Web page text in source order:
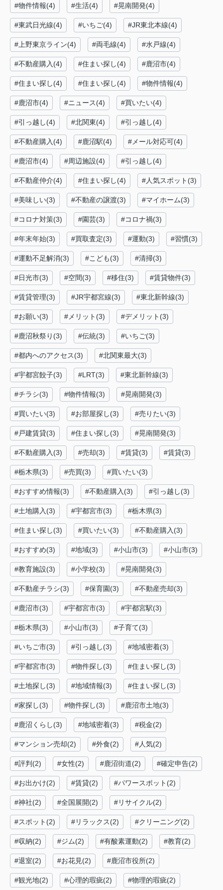
#物件情報(4) #生活(4) #晃南開発(4)
#東武日光線(4) #いちご(4) #JR東北本線(4)
#上野東京ライン(4) #両毛線(4) #水戸線(4)
#不動産購入(4) #住まい探し(4) #鹿沼市(4)
#住まい探し(4) #住まい探し(4) #物件情報(4)
#鹿沼市(4) #ニュース(4) #買いたい(4)
#引っ越し(4) #北関東(4) #引っ越し(4)
#不動産購入(4) #鹿沼駅(4) #メール対応可(4)
#鹿沼市(4) #周辺施設(4) #引っ越し(4)
#不動産仲介(4) #住まい探し(4) #人気スポット(3)
#美味しい(3) #不動産の譲渡(3) #マイホーム(3)
#コロナ対策(3) #園芸(3) #コロナ禍(3)
#年末年始(3) #買取査定(3) #運動(3) #習慣(3)
#運動不足解消(3) #こども(3) #清掃(3)
#日光市(3) #空間(3) #移住(3) #賃貸物件(3)
#賃貸管理(3) #JR宇都宮線(3) #東北新幹線(3)
#お願い(3) #メリット(3) #デメリット(3)
#鹿沼秋祭り(3) #伝統(3) #いちご(3)
#都内へのアクセス(3) #北関東最大(3)
#宇都宮餃子(3) #LRT(3) #東北新幹線(3)
#チラシ(3) #物件情報(3) #晃南開発(3)
#買いたい(3) #お部屋探し(3) #売りたい(3)
#戸建賃貸(3) #住まい探し(3) #晃南開発(3)
#不動産購入(3) #売却(3) #賃貸(3) #賃貸(3)
#栃木県(3) #売買(3) #買いたい(3)
#おすすめ情報(3) #不動産購入(3) #引っ越し(3)
#土地購入(3) #宇都宮市(3) #栃木県(3)
#住まい探し(3) #買いたい(3) #不動産購入(3)
#おすすめ(3) #地域(3) #小山市(3) #小山市(3)
#教育施設(3) #小学校(3) #晃南開発(3)
#不動産チラシ(3) #保育園(3) #不動産売却(3)
#鹿沼市(3) #宇都宮市(3) #宇都宮駅(3)
#栃木県(3) #小山市(3) #子育て(3)
#いちご市(3) #引っ越し(3) #地域密着(3)
#宇都宮市(3) #物件探し(3) #住まい探し(3)
#土地探し(3) #地域情報(3) #住まい探し(3)
#家探し(3) #物件探し(3) #鹿沼市土地(3)
#鹿沼くらし(3) #地域密着(3) #税金(2)
#マンション売却(2) #外食(2) #人気(2)
#評判(2) #女性(2) #鹿沼街道(2) #確定申告(2)
#お出かけ(2) #賃貸(2) #パワースポット(2)
#神社(2) #全国展開(2) #リサイクル(2)
#スポット(2) #リラックス(2) #クリーニング(2)
#収納(2) #ジム(2) #有酸素運動(2) #教育(2)
#退室(2) #お花見(2) #鹿沼市役所(2)
#観光地(2) #心理的瑕疵(2) #物理的瑕疵(2)